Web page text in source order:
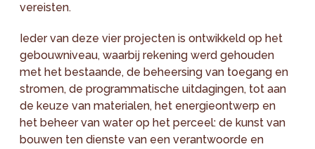
vereisten.
Ieder van deze vier projecten is ontwikkeld op het
gebouwniveau, waarbij rekening werd gehouden
met het bestaande, de beheersing van toegang en
stromen, de programmatische uitdagingen, tot aan
de keuze van materialen, het energieontwerp en
het beheer van water op het perceel: de kunst van
bouwen ten dienste van een verantwoorde en